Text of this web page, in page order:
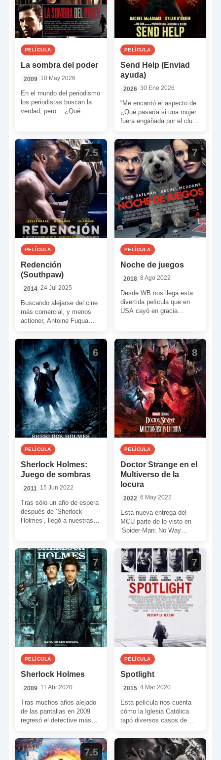
PELÍCULA
La sombra del poder
2009 10 May 2026
En el mundo del periodismo
los periodistas buscan la
verdad, pero… ¿Qué
vergonzosa? ¿Serían […]
PELÍCULA
Send Help (Enviad
ayuda)
2026 30 Ene 2026
“Me encantó el aspecto de
¿Qué pasaría si una mujer
fuera engañada por el club
7.5
PELÍCULA
Redención
(Southpaw)
2014 24 Jul 2025
Buscando alejarse del cine
más comercial, y menos
actioner, Antoine Fuqua
superación ambientando en
el mundo […]
7
PELÍCULA
Noche de juegos
2018 8 Ago 2022
Desde WB nos llega esta
divertida película que en
USA cayó en gracia
6
PELÍCULA
Sherlock Holmes:
Juego de sombras
2011 15 Jun 2022
Tras sólo un año de espera
después de ‘Sherlock
Holmes’, llegó a nuestras
8
PELÍCULA
Doctor Strange en el
Multiverso de la
locura
2022 6 May 2022
Esta nueva entrega del
MCU parte de lo visto en
‘Spider-Man: No Way
en la […]
7
PELÍCULA
Sherlock Holmes
2009 11 Abr 2020
Tras muchos años alejado
de las pantallas en 2009
regresó el detective más
vez de la mano […]
7
PELÍCULA
Spotlight
2015 4 Mar 2020
Esta película nos cuenta
cómo la Iglesia Católica
tapó diversos casos de
menores. La cinta está
basada […]
7.5